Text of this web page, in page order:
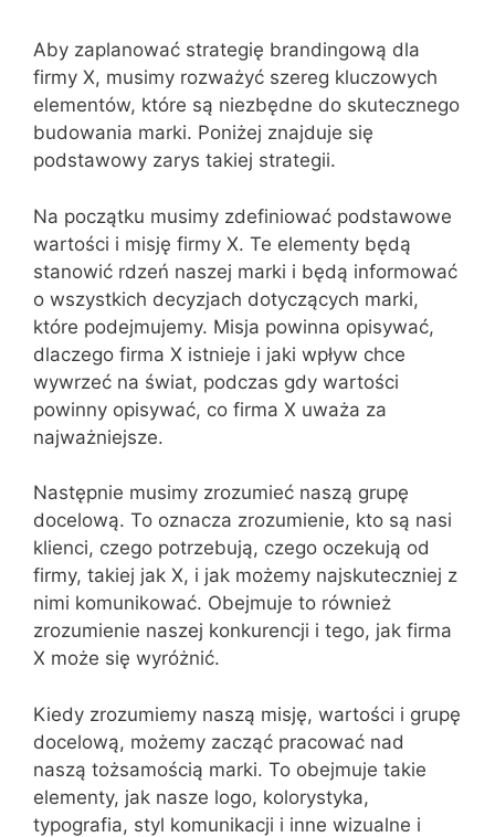
Aby zaplanować strategię brandingową dla
firmy X, musimy rozważyć szereg kluczowych
elementów, które są niezbędne do skutecznego
budowania marki. Poniżej znajduje się
podstawowy zarys takiej strategii.
Na początku musimy zdefiniować podstawowe
wartości i misję firmy X. Te elementy będą
stanowić rdzeń naszej marki i będą informować
o wszystkich decyzjach dotyczących marki,
które podejmujemy. Misja powinna opisywać,
dlaczego firma X istnieje i jaki wpływ chce
wywrzeć na świat, podczas gdy wartości
powinny opisywać, co firma X uważa za
najważniejsze.
Następnie musimy zrozumieć naszą grupę
docelową. To oznacza zrozumienie, kto są nasi
klienci, czego potrzebują, czego oczekują od
firmy, takiej jak X, i jak możemy najskuteczniej z
nimi komunikować. Obejmuje to również
zrozumienie naszej konkurencji i tego, jak firma
X może się wyróżnić.
Kiedy zrozumiemy naszą misję, wartości i grupę
docelową, możemy zacząć pracować nad
naszą tożsamością marki. To obejmuje takie
elementy, jak nasze logo, kolorystyka,
typografia, styl komunikacji i inne wizualne i